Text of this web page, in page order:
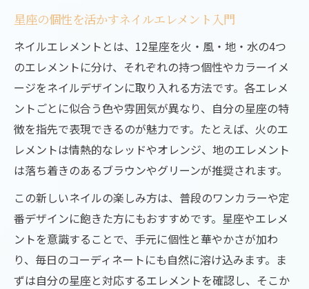
セルフネイルに効く星座エレメント選び方
エレメント別ネイルのコーディネート術
ネイルエレメントで叶える簡単アレンジ
セルフネイルで個性が際立つエレメント技
ネイルエレメントで華やかセルフの実践法
自分だけのカラーを楽しむ星座ネイル体験
星座ごとに異なるネイルカラーの選び方
星座×ネイルでつくる新しい自分体験
ネイルエレメントで毎日が楽しくなる理由
星座に合わせたネイルエレメントの提案
星座に合うネイルカラー選びのコツ
星座の個性を活かすネイルエレメント入門
ネイルエレメントとは、12星座を火・風・地・水の4つ
のエレメントに分け、それぞれの持つ個性やカラーイメ
ージをネイルデザインに取り入れる方法です。各エレメ
ントごとに似合う色や雰囲気が異なり、自分の星座の特
徴を指先で表現できるのが魅力です。たとえば、火のエ
レメントは情熱的なレッドやオレンジ、地のエレメント
は落ち着きのあるブラウンやグリーンが推奨されます。
この新しいネイルの楽しみ方は、普段のワンカラーや定
番デザインに飽きた方にもおすすめです。星座やエレメ
ントを意識することで、手元に個性と華やかさが加わ
り、毎日のコーディネートにも自然に溶け込みます。ま
ずは自分の星座と対応するエレメントを確認し、そこか